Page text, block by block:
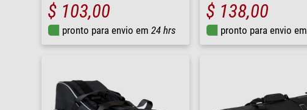
$ 103,00
pronto para envio em 24 hrs
$ 138,00
pronto para envio em